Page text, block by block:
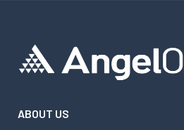
ABOUT US